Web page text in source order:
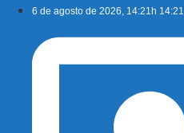
conteúdo
6 de agosto de 2026, 14:21h 14:21